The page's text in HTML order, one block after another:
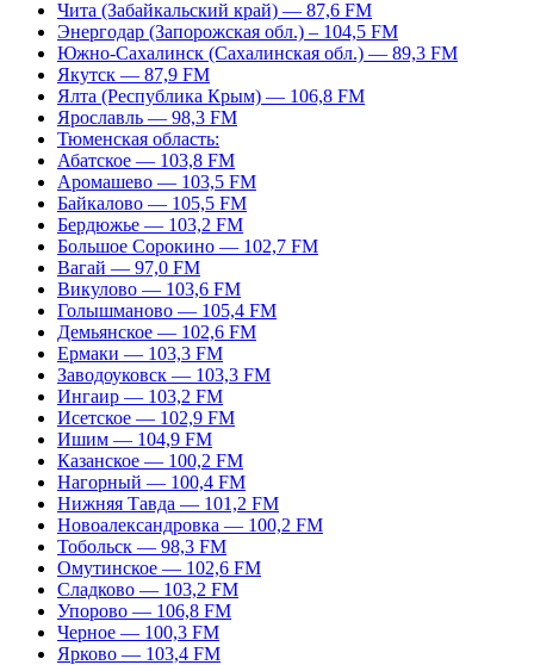
Чита (Забайкальский край) — 87,6 FM
Энергодар (Запорожская обл.) – 104,5 FM
Южно-Сахалинск (Сахалинская обл.) — 89,3 FM
Якутск — 87,9 FM
Ялта (Республика Крым) — 106,8 FM
Ярославль — 98,3 FM
Тюменская область:
Абатское — 103,8 FM
Аромашево — 103,5 FM
Байкалово — 105,5 FM
Бердюжье — 103,2 FM
Большое Сорокино — 102,7 FM
Вагай — 97,0 FM
Викулово — 103,6 FM
Голышманово — 105,4 FM
Демьянское — 102,6 FM
Ермаки — 103,3 FM
Заводоуковск — 103,3 FM
Ингаир — 103,2 FM
Исетское — 102,9 FM
Ишим — 104,9 FM
Казанское — 100,2 FM
Нагорный — 100,4 FM
Нижняя Тавда — 101,2 FM
Новоалександровка — 100,2 FM
Тобольск — 98,3 FM
Омутинское — 102,6 FM
Сладково — 103,2 FM
Упорово — 106,8 FM
Черное — 100,3 FM
Ярково — 103,4 FM